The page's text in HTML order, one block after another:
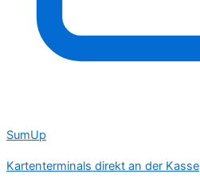
SumUp
Kartenterminals direkt an der Kasse